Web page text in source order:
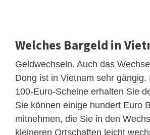
Welches Bargeld in
Geldwechseln. Auch das
Dong ist in Vietnam sehr gängig.
100-Euro-Scheine erhalten Sie
Sie können einige hundert Euro
mitnehmen, die Sie in den
kleineren Ortschaften leicht